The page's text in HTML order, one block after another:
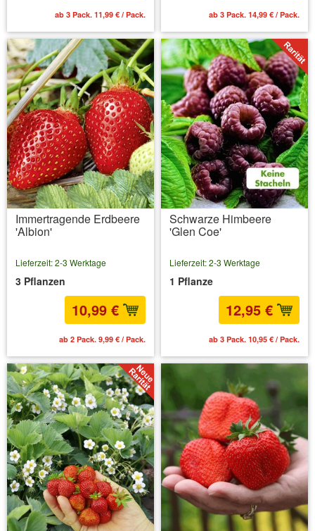
ab 3 Pack. 11,99 € / Pack. ab 3 Pack. 14,99 € / Pack.
Immertragende Erdbeere
'Albion'
Lieferzeit: 2-3 Werktage
3 Pflanzen
10,99 €
ab 2 Pack. 9,99 € / Pack.
Schwarze Himbeere
'Glen Coe'
Lieferzeit: 2-3 Werktage
1 Pflanze
12,95 €
ab 3 Pack. 10,95 € / Pack.